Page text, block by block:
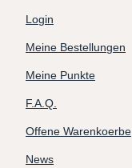
Login
Meine Bestellungen
Meine Punkte
F.A.Q.
Offene Warenkoerbe
News